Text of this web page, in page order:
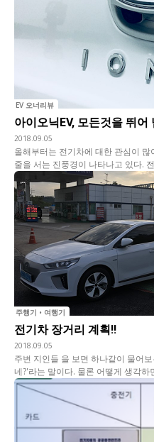
EV 오너리뷰
아이오닉EV, 모든것을 뛰어
2018.09.05
올해부터는 전기차에 대한 관심이
줄을 서는 진풍경이 나타나고 있다.
주행기 • 여행기
전기차 장거리 계획!!
2018.09.05
주변 지인들 을 보면 하나같이 물어
네?'라는 말이다. 물론 어떻게 생각하